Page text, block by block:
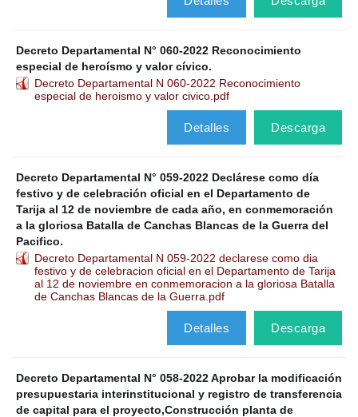
Decreto Departamental N° 060-2022 Reconocimiento
especial de heroísmo y valor cívico.
Decreto Departamental N 060-2022 Reconocimiento
especial de heroismo y valor civico.pdf
Descarga
Detalles
Decreto Departamental N° 059-2022 Declárese como día
festivo y de celebración oficial en el Departamento de
Tarija al 12 de noviembre de cada año, en conmemoración
a la gloriosa Batalla de Canchas Blancas de la Guerra del
Pacifico.
Decreto Departamental N 059-2022 declarese como dia
festivo y de celebracion oficial en el Departamento de Tarija
al 12 de noviembre en conmemoracion a la gloriosa Batalla
de Canchas Blancas de la Guerra.pdf
Descarga
Detalles
Decreto Departamental N° 058-2022 Aprobar la modificación
presupuestaria interinstitucional y registro de transferencia
de capital para el proyecto,Construcción planta de